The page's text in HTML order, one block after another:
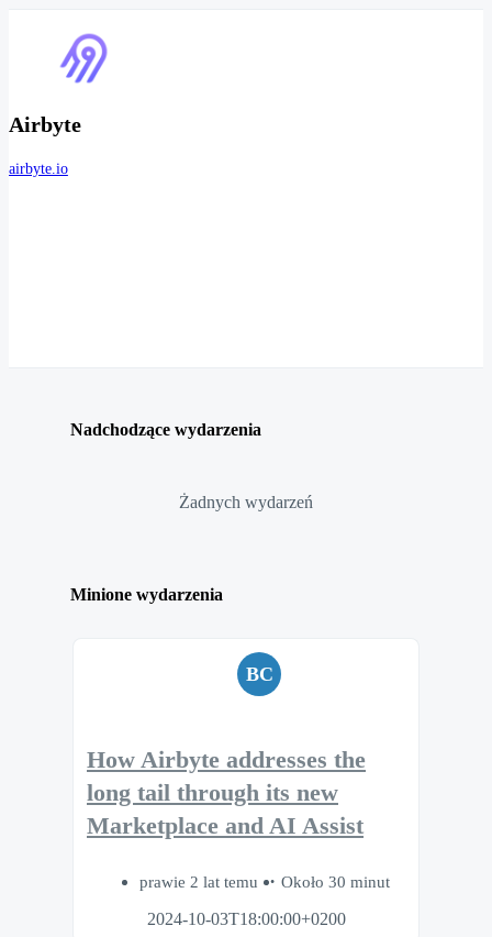
Airbyte
airbyte.io
Nadchodzące wydarzenia
Żadnych wydarzeń
Minione wydarzenia
BC
How Airbyte addresses the
long tail through its new
Marketplace and AI Assist
prawie 2 lat temu
Około 30 minut
2024-10-03T18:00:00+0200